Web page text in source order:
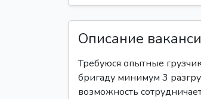
Описание
Требуюся опытные
бригаду минимум 3
возможность